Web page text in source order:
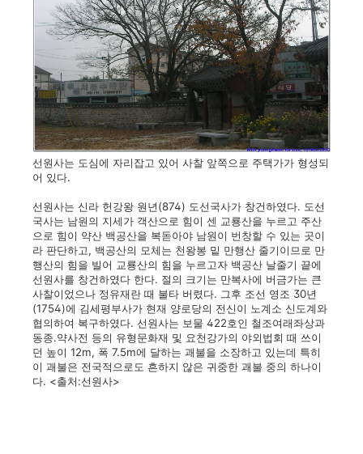
선원사는 도심에 자리잡고 있어 사찰 앞쪽으로 주택가가 형성되
어 있다.
선원사는 신라 헌강왕 원년(874) 도선국사가 창건하였다. 도선
국사는 남원의 지세가 객산으로 힘이 센 교룡산을 누르고 주산
으로 힘이 약산 백공산을 복돋아야 남원이 번창할 수 있는 곳이
라 판단하고, 백공산의 모체는 천왕봉 밑 만행산 줄기이므로 만
행산의 힘을 빌어 교룡산의 힘을 누르고자 백공산 날줄기 끝에
선원사를 창건하였다 한다. 절의 크기는 만복사에 버금가는 큰
사찰이었으나 정유재란 때 불타 버렸다. 그후 조선 영조 30년
(1754)에 김세평부사가 현재 양로당의 전신이 노계소 신도계와
협의하여 복구하였다. 선원사는 보물 422호인 철조여래좌상과
동종.약사전 등의 유형문화재 및 요천강가의 야외법회 때 쓰이
던 높이 12m, 폭 7.5m에 달하는 괘불을 소장하고 있는데 특히
이 괘불은 전국적으로도 흔하지 않은 귀중한 괘불 중의 하나이
다. <출처:선원사>